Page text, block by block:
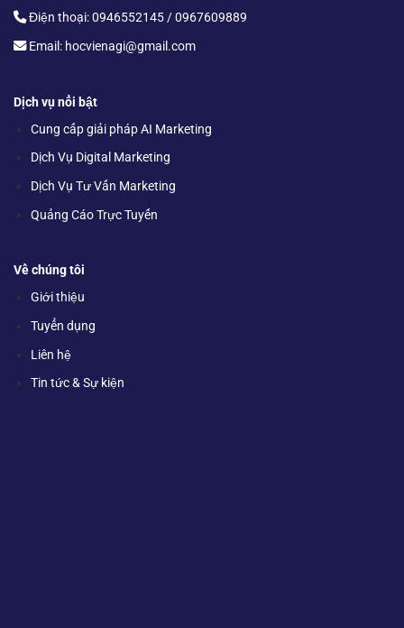
Điện thoại: 0946552145 / 0967609889
Email: hocvienagi@gmail.com
Dịch vụ nổi bật
Cung cấp giải pháp AI Marketing
Dịch Vụ Digital Marketing
Dịch Vụ Tư Vấn Marketing
Quảng Cáo Trực Tuyến
Về chúng tôi
Giới thiệu
Tuyển dụng
Liên hệ
Tin tức & Sự kiện